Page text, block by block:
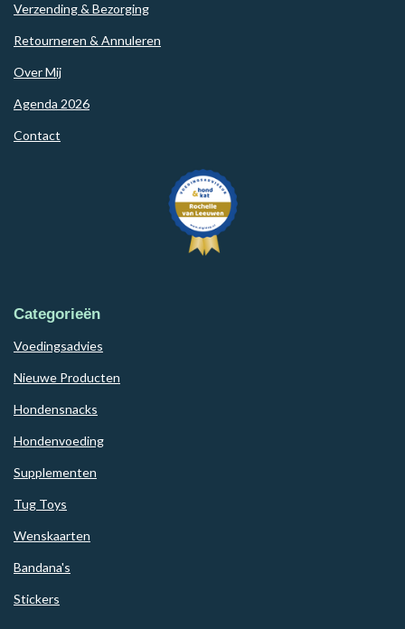
Verzending & Bezorging
Retourneren & Annuleren
Over Mij
Agenda 2026
Contact
Categorieën
Voedingsadvies
Nieuwe Producten
Hondensnacks
Hondenvoeding
Supplementen
Tug Toys
Wenskaarten
Bandana's
Stickers